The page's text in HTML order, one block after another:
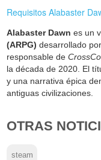
Requisitos Alabaster
Alabaster Dawn es un
(ARPG) desarrollado
responsable de
la década de 2020. El
y una narrativa épica
antiguas civilizaciones.
OTRAS
steam